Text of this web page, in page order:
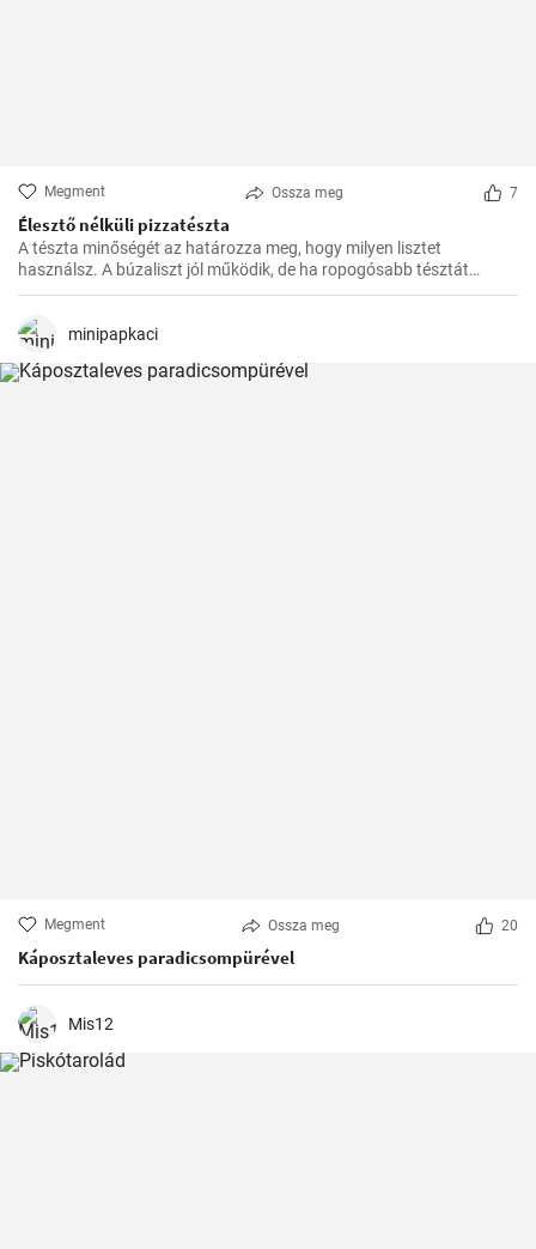
Megment Ossza meg 7
Élesztő nélküli pizzatészta
A tészta minőségét az határozza meg, hogy milyen lisztet
használsz. A búzaliszt jól működik, de ha ropogósabb tésztát
szeretnél, használj finomított lisztet.
minipapkaci
Megment Ossza meg 20
Káposztaleves paradicsompürével
Mis12